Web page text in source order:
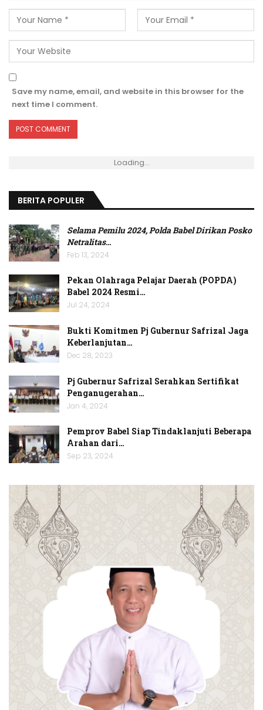
Save my name, email, and website in this browser for the
next time I comment.
Loading...
BERITA POPULER
Selama Pemilu 2024, Polda Babel Dirikan Posko
Netralitas…
Feb 13, 2024
Pekan Olahraga Pelajar Daerah (POPDA)
Babel 2024 Resmi…
Jul 24, 2024
Bukti Komitmen Pj Gubernur Safrizal Jaga
Keberlanjutan…
Dec 28, 2023
Pj Gubernur Safrizal Serahkan Sertifikat
Penganugerahan…
Jan 4, 2024
Pemprov Babel Siap Tindaklanjuti Beberapa
Arahan dari…
Sep 23, 2024